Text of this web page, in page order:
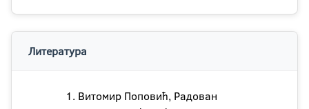
Литература
Витомир Поповић, Радован